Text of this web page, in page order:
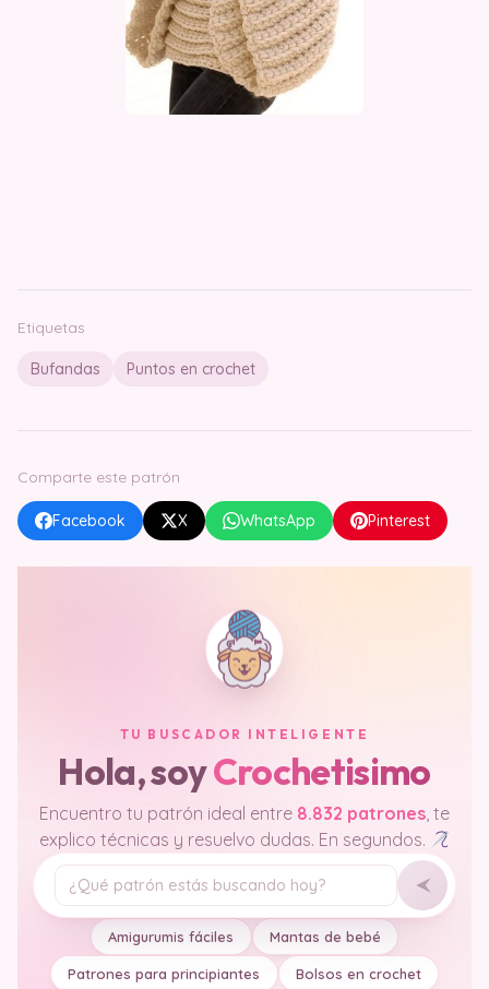
Etiquetas
Bufandas Puntos en crochet
Comparte este patrón
Facebook X WhatsApp Pinterest
TU BUSCADOR INTELIGENTE
Hola, soyCrochetisimo
Encuentro tu patrón ideal entre 8.832 patrones, te
explico técnicas y resuelvo dudas. En segundos.
Tu pregunta
Amigurumis fáciles Mantas de bebé
Patrones para principiantes Bolsos en crochet